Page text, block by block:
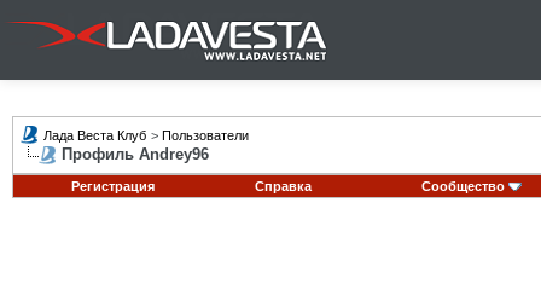
Лада Веста Клуб > Пользователи
Профиль Andrey96
Регистрация Справка Сообщество